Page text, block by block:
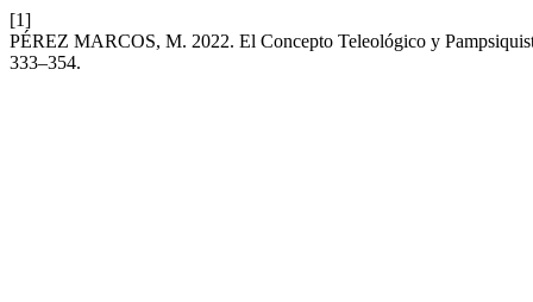
[1]
PÉREZ MARCOS, M. 2022. El Concepto Teleológico y
333–354.